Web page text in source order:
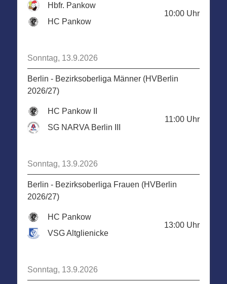
Hbfr. Pankow
HC Pankow
10:00 Uhr
Sonntag, 13.9.2026
Berlin - Bezirksoberliga Männer (HVBerlin
2026/27)
HC Pankow II
SG NARVA Berlin III
11:00 Uhr
Sonntag, 13.9.2026
Berlin - Bezirksoberliga Frauen (HVBerlin
2026/27)
HC Pankow
VSG Altglienicke
13:00 Uhr
Sonntag, 13.9.2026